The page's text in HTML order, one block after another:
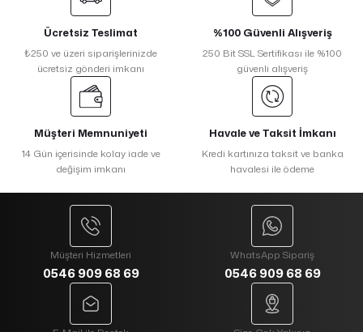
Ücretsiz Teslimat
₺250 ve üzeri siparişlerinizde
ücretsiz gönderi imkanı
%100 Güvenli Alışveriş
250 Bit SSL Sertifikası ile %100
güvenli alışveriş
Müşteri Memnuniyeti
14 Gün içerisinde kolay iade ve
değişim imkanı
Havale ve Taksit İmkanı
Kredi kartınıza taksit ve banka
havalesi ile ödeme
Müşteri Hizmetleri
0546 909 68 69
WhatsApp Sipariş
0546 909 68 69